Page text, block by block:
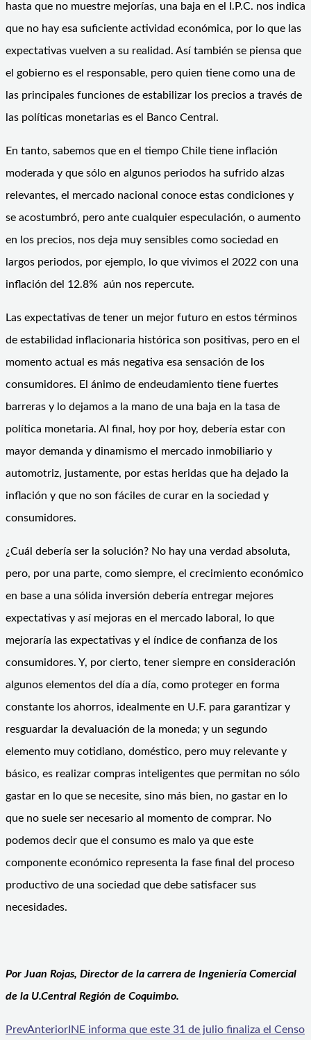
hasta que no muestre mejorías, una baja en el I.P.C. nos indica
que no hay esa suficiente actividad económica, por lo que las
expectativas vuelven a su realidad. Así también se piensa que
el gobierno es el responsable, pero quien tiene como una de
las principales funciones de estabilizar los precios a través de
las políticas monetarias es el Banco Central.
En tanto, sabemos que en el tiempo Chile tiene inflación
moderada y que sólo en algunos periodos ha sufrido alzas
relevantes, el mercado nacional conoce estas condiciones y
se acostumbró, pero ante cualquier especulación, o aumento
en los precios, nos deja muy sensibles como sociedad en
largos periodos, por ejemplo, lo que vivimos el 2022 con una
inflación del 12.8% aún nos repercute.
Las expectativas de tener un mejor futuro en estos términos
de estabilidad inflacionaria histórica son positivas, pero en el
momento actual es más negativa esa sensación de los
consumidores. El ánimo de endeudamiento tiene fuertes
barreras y lo dejamos a la mano de una baja en la tasa de
política monetaria. Al final, hoy por hoy, debería estar con
mayor demanda y dinamismo el mercado inmobiliario y
automotriz, justamente, por estas heridas que ha dejado la
inflación y que no son fáciles de curar en la sociedad y
consumidores.
¿Cuál debería ser la solución? No hay una verdad absoluta,
pero, por una parte, como siempre, el crecimiento económico
en base a una sólida inversión debería entregar mejores
expectativas y así mejoras en el mercado laboral, lo que
mejoraría las expectativas y el índice de confianza de los
consumidores. Y, por cierto, tener siempre en consideración
algunos elementos del día a día, como proteger en forma
constante los ahorros, idealmente en U.F. para garantizar y
resguardar la devaluación de la moneda; y un segundo
elemento muy cotidiano, doméstico, pero muy relevante y
básico, es realizar compras inteligentes que permitan no sólo
gastar en lo que se necesite, sino más bien, no gastar en lo
que no suele ser necesario al momento de comprar. No
podemos decir que el consumo es malo ya que este
componente económico representa la fase final del proceso
productivo de una sociedad que debe satisfacer sus
necesidades.
Por Juan Rojas, Director de la carrera de Ingeniería Comercial
de la U.Central Región de Coquimbo.
PrevAnteriorINE informa que este 31 de julio finaliza el Censo